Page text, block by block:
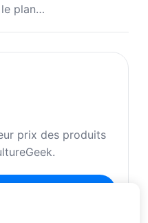
le plan…
prix des produits